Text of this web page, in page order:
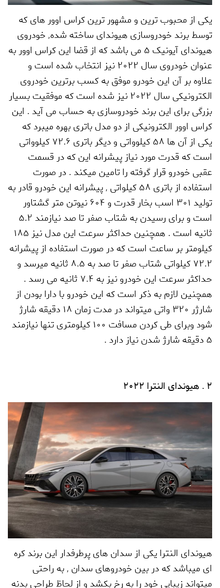
یکی از محبوب ترین و مشهور ترین کراس اوور های که
توسط برند خودروسازی هیوندای ساخته شده,خودروی
هیوندای آیونیک 5 می باشد که از قضا این کراس اوور به
عنوان خودروی سال 2022 نیز انتخاب شده است و
علاوه بر آن این خودرو موفق به کسب برترین خودروی
الکترونیکی سال 2022 نیز شده است که موفقیت بسیار
بزرگی برای این برند خودروسازی به حساب می آید . این
کراس اوور الکترونیکی از دو مدل باتری بهره میبرد که
یکی از آن ها 58 کیلوواتی و دیگر باتری 72.6 کیلوواتی
است که قدرت مورد نیاز پیشرانه این که در قسمت
عقبی خودرو قرار گرفته را تامین میکند . در صورت
استفاده از باتری 58 کیلواتی
,پیشرانه این خودرو قادر به
تولید 301 اسب بخار قدرت و 604 نیوتن متر گشتاور
است و برای رسیدن به شتاب صفر تا صد نیازمند 5.2
ثانیه است . همچنین حداکثر سرعت این مدل نیز 185
کیلومتر بر ساعت است که در صورت استفاده از پیشرانه
72.2 کیلواتی شتاب صفر تا صد به 8.5 ثانیه میرسد و
حداکثر سرعت این خودرو نیز به 7.4 ثانیه می رسد .
همچنین لازم به ذکر است که این خودرو با دارا بودن از
شارژر 320 واتی میتواند در مدت زمان 18 دقیقه شارژ
شود وبرای طی کردن مسافت 100 کیلومتری تنها نیازمند
5 دقیقه شارژ شدن نیاز دارد .
2 . هیوندای النترا 2022
هیوندای النترا یکی از سدان های پرطرفدار این برند کره
ای میباشد که در بین خودروهای سدان ,به راحتی
میتواند زیبایی خود را به رخ بکشد و از لحاظ طراحی بدنه